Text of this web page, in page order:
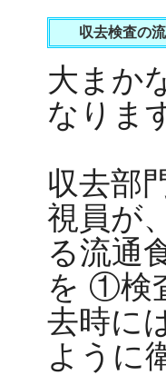
収去検査の
大まか
なりま
収去部
視員が
る流通
を ①検
去時に
ように